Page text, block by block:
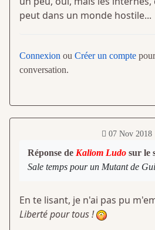
peut dans un monde hostile...
Connexion ou Créer un compte
conversation.
07 Nov 2018
Réponse de Kaliom Ludo sur le
Sale temps pour un Mutant de
En te lisant, je n'ai pas pu
Liberté pour tous !